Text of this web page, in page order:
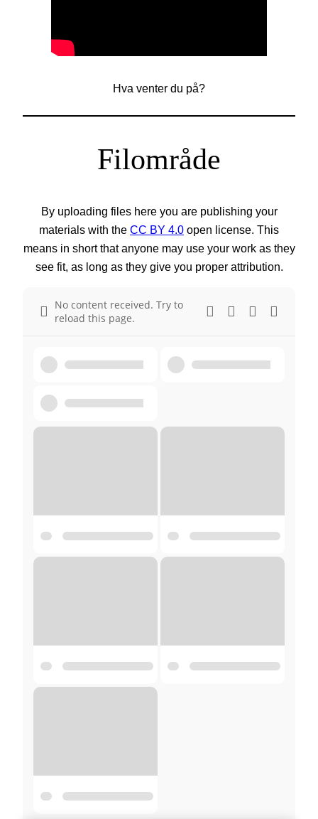
Hva venter du på?
Filområde
By uploading files here you are publishing your
materials with the CC BY 4.0 open license. This
means in short that anyone may use your work as they
see fit, as long as they give you proper attribution.
No content received. Try to
reload this page.